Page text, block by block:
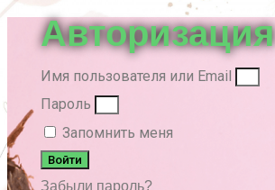
Авторизация
Имя пользователя или Email
Пароль
Запомнить меня
Войти
Забыли пароль?